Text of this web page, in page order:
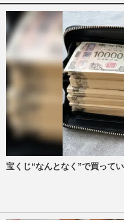
宝くじ“なんとなく”で買って